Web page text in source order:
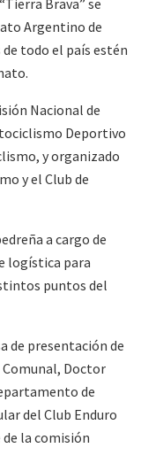
Argentino de
de todo el país estén
Nacional de
Deportivo
y organizado
y el Club de
a cargo de
logística para
puntos del
de presentación de
Doctor
de
del Club Enduro
la comisión